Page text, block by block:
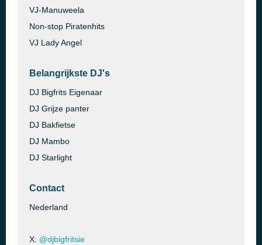
VJ-Manuweela
Non-stop Piratenhits
VJ Lady Angel
Belangrijkste DJ's
DJ Bigfrits Eigenaar
DJ Grijze panter
DJ Bakfietse
DJ Mambo
DJ Starlight
Contact
Nederland
X: @djbigfritsie